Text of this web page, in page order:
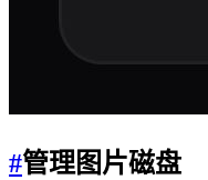
#管理图片磁盘